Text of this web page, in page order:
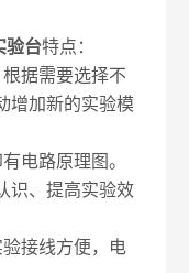
验台特点：
据需要选择不
增加新的实验模
电路原理图。
识、提高实验效
接线方便，电